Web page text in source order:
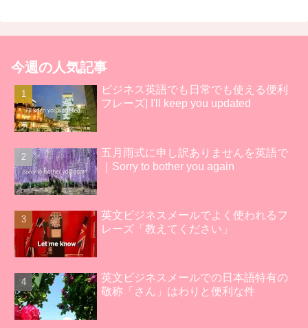
今週の人気記事
ビジネス英語でも日常でも使える便利
フレーズ| I'll keep you updated
五月雨式に申し訳ありませんを英語で
｜Sorry to bother you again
英文ビジネスメールでよく使われるフ
レーズ「教えてください」
英文ビジネスメールでの日本語特有の
敬称「さん」はわりと便利な件